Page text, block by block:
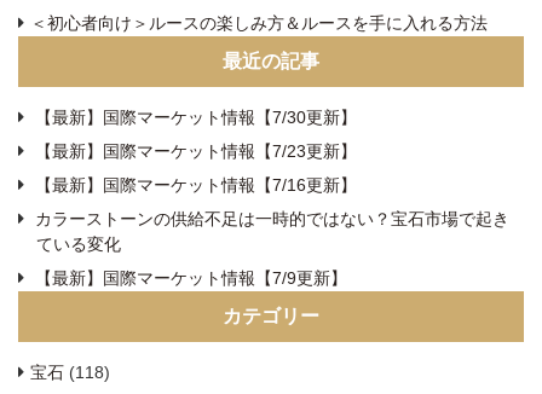
＜初心者向け＞ルースの楽しみ方＆ルースを手に入れる方法
最近の記事
【最新】国際マーケット情報【7/30更新】
【最新】国際マーケット情報【7/23更新】
【最新】国際マーケット情報【7/16更新】
カラーストーンの供給不足は一時的ではない？宝石市場で起き
ている変化
【最新】国際マーケット情報【7/9更新】
カテゴリー
宝石 (118)